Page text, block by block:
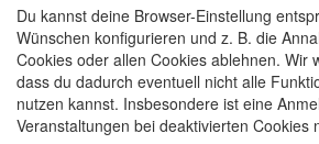
Du kannst deine Browser-Einstellung
Wünschen konfigurieren und z. B. die
Cookies oder allen Cookies ablehnen. Wir
dass du dadurch eventuell nicht alle
nutzen kannst. Insbesondere ist eine
Veranstaltungen bei deaktivierten Cookies